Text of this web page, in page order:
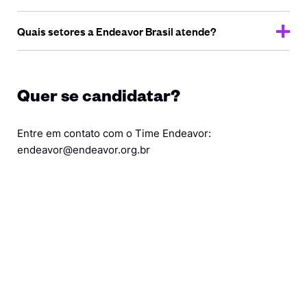
Quais setores a EndeavorBrasil atende?
Quer se candidatar?
Entre em contato com o Time Endeavor:
endeavor@endeavor.org.br